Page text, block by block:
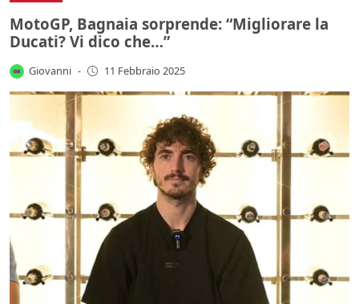
MotoGP, Bagnaia sorprende: “Migliorare la
Ducati? Vi dico che…”
Giovanni - 11 Febbraio 2025